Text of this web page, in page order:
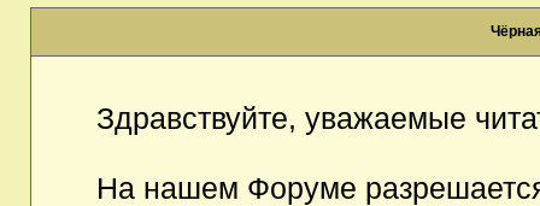
Здравствуйте, уважаемые
На нашем Форуме